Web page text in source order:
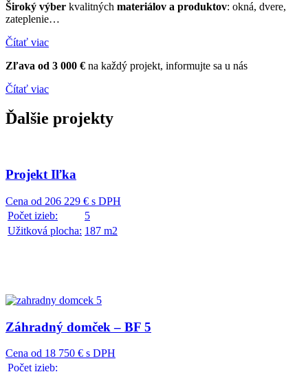
Široký výber kvalitných materiálov a produktov: okná, dvere,
zateplenie…
Čítať viac
Zľava od 3 000 € na každý projekt, informujte sa u nás
Čítať viac
Ďalšie projekty
Projekt Iľka
Cena od 206 229 € s DPH
Počet izieb:
5
Užitková plocha: 187 m2
Záhradný domček – BF 5
Cena od 18 750 € s DPH
Počet izieb: